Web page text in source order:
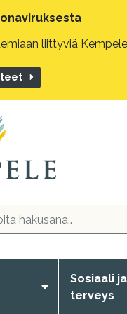
liittyviä
Sosiaali ja
terveys